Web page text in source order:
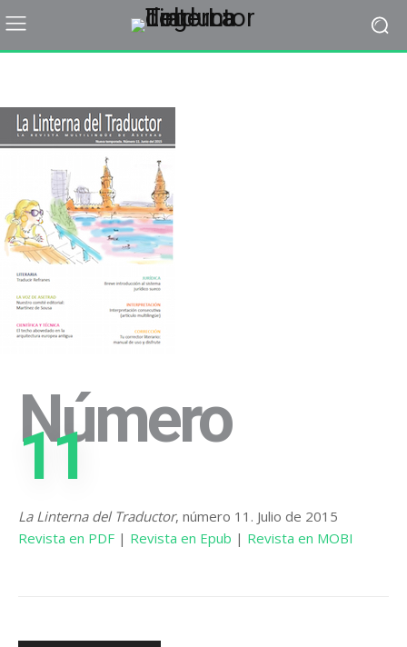
Número
11
La Linterna del Traductor, número 11. Julio de 2015
Revista en PDF | Revista en Epub | Revista en MOBI